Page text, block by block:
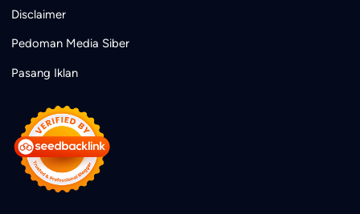
Disclaimer
Pedoman Media Siber
Pasang Iklan